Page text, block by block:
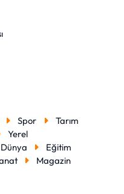
Spor
Tarım
Yerel
Dünya
Eğitim
Magazin